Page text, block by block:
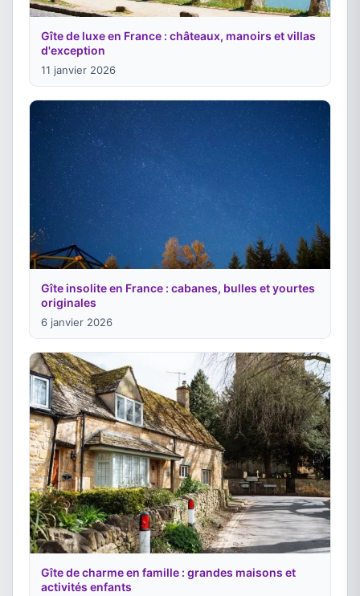
Gîte de luxe en France : châteaux, manoirs et villas
d'exception
11 janvier 2026
Gîte insolite en France : cabanes, bulles et yourtes
originales
6 janvier 2026
Gîte de charme en famille : grandes maisons et
activités enfants